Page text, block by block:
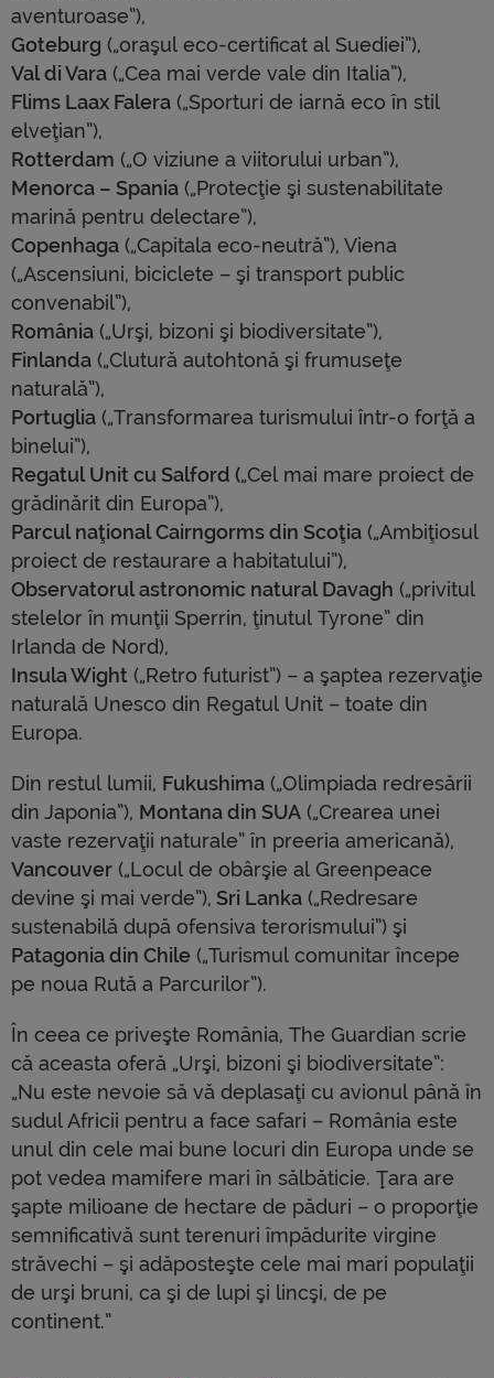
aventuroase”),
Goteburg („oraşul eco-certificat al Suediei”),
Val di Vara („Cea mai verde vale din Italia”),
Flims Laax Falera („Sporturi de iarnă eco în stil
elveţian”),
Rotterdam („O viziune a viitorului urban”),
Menorca – Spania („Protecţie şi sustenabilitate
marină pentru delectare”),
Copenhaga („Capitala eco-neutră”), Viena
(„Ascensiuni, biciclete – şi transport public
convenabil”),
România („Urşi, bizoni şi biodiversitate”),
Finlanda („Clutură autohtonă şi frumuseţe
naturală”),
Portuglia („Transformarea turismului într-o forţă a
binelui”),
Regatul Unit cu Salford („Cel mai mare proiect de
grădinărit din Europa”),
Parcul naţional Cairngorms din Scoţia („Ambiţiosul
proiect de restaurare a habitatului”),
Observatorul astronomic natural Davagh („privitul
stelelor în munţii Sperrin, ţinutul Tyrone” din
Irlanda de Nord),
Insula Wight („Retro futurist”) – a şaptea rezervaţie
naturală Unesco din Regatul Unit – toate din
Europa.
Din restul lumii, Fukushima („Olimpiada redresării
din Japonia”), Montana din SUA („Crearea unei
vaste rezervaţii naturale” în preeria americană),
Vancouver („Locul de obârşie al Greenpeace
devine şi mai verde”), Sri Lanka („Redresare
sustenabilă după ofensiva terorismului”) şi
Patagonia din Chile („Turismul comunitar începe
pe noua Rută a Parcurilor”).
În ceea ce priveşte România, The Guardian scrie
că aceasta oferă „Urşi, bizoni şi biodiversitate”:
„Nu este nevoie să vă deplasaţi cu avionul până în
sudul Africii pentru a face safari – România este
unul din cele mai bune locuri din Europa unde se
pot vedea mamifere mari în sălbăticie. Ţara are
şapte milioane de hectare de păduri – o proporţie
semnificativă sunt terenuri împădurite virgine
străvechi – şi adăposteşte cele mai mari populaţii
de urşi bruni, ca şi de lupi şi lincşi, de pe
continent.”